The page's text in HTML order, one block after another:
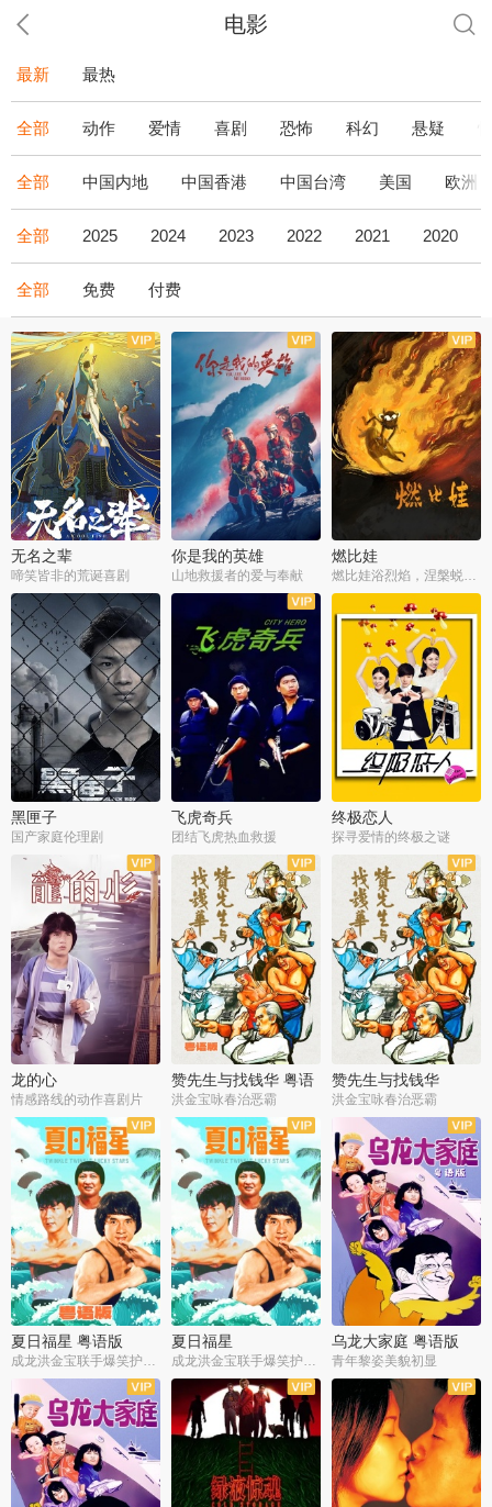
电影
最新 最热
全部 动作 爱情 喜剧 恐怖 科幻 悬疑
全部 中国内地 中国香港 中国台湾 美国 欧洲
全部 2025 2024 2023 2022 2021 2020
全部 免费 付费
无名之辈
啼笑皆非的荒诞喜剧
你是我的英雄
山地救援者的爱与奉献
燃比娃
燃比娃浴烈焰，涅槃蜕变成人
黑匣子
国产家庭伦理剧
飞虎奇兵
团结飞虎热血救援
终极恋人
探寻爱情的终极之谜
龙的心
情感路线的动作喜剧片
赞先生与找钱华 粤语
版
洪金宝咏春治恶霸
赞先生与找钱华
洪金宝咏春治恶霸
夏日福星 粤语版
成龙洪金宝联手爆笑护美女
夏日福星
成龙洪金宝联手爆笑护美女
乌龙大家庭 粤语版
青年黎姿美貌初显